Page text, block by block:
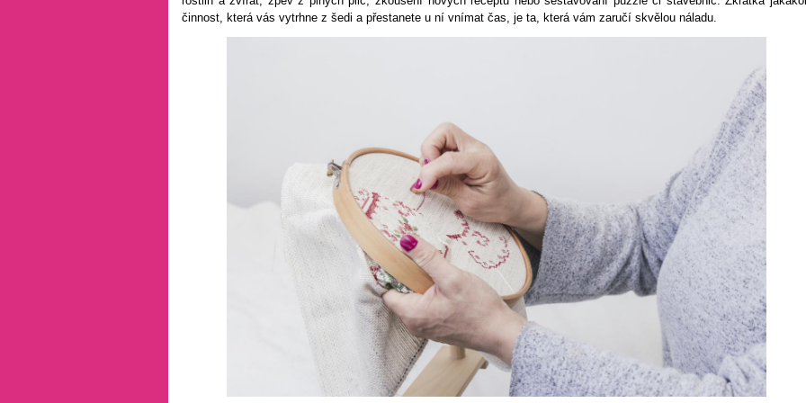
činnost, která vás vytrhne z šedi a přestanete u ní vnímat čas, je ta, která vám zaručí skvělou náladu.